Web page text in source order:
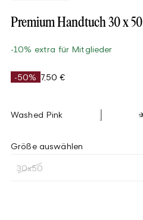
Premium Handtuch 30 x 50
-10% extra für Mitglieder
-50% 7,50 €
Washed Pink
Größe auswählen
30x50